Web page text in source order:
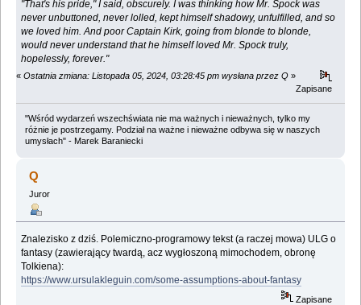
"That's his pride," I said, obscurely. I was thinking how Mr. Spock was
never unbuttoned, never lolled, kept himself shadowy, unfulfilled, and so
we loved him. And poor Captain Kirk, going from blonde to blonde,
would never understand that he himself loved Mr. Spock truly,
hopelessly, forever."
« Ostatnia zmiana: Listopada 05, 2024, 03:28:45 pm wysłana przez Q »
Zapisane
"Wśród wydarzeń wszechświata nie ma ważnych i nieważnych, tylko my
różnie je postrzegamy. Podział na ważne i nieważne odbywa się w naszych
umysłach" - Marek Baraniecki
Q
Juror
Znalezisko z dziś. Polemiczno-programowy tekst (a raczej mowa) ULG o
fantasy (zawierający twardą, acz wygłoszoną mimochodem, obronę
Tolkiena):
https://www.ursulakleguin.com/some-assumptions-about-fantasy
Zapisane